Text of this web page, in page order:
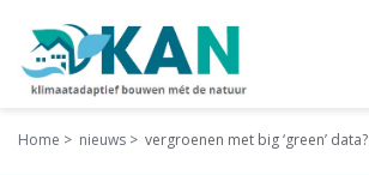
Home nieuws vergroenen met big ‘green’ data?